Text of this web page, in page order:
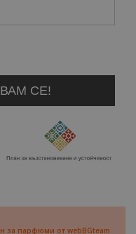
за парфюми от webBGteam